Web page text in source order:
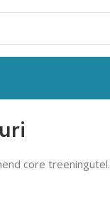
core treeningutel.